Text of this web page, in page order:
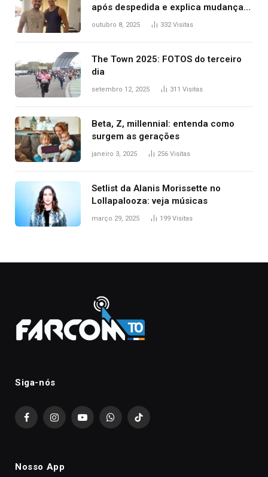
após despedida e explica mudança
para o TO: ‘Não esperava atingir
outubro 8, 2025 332Visitas
The Town 2025: FOTOS do terceiro
dia
setembro 12, 2025 311 Visitas
Beta, Z, millennial: entenda como
surgem as gerações
janeiro 3, 2025 256 Visitas
Setlist da Alanis Morissette no
Lollapalooza: veja músicas
março 29, 2025 199 Visitas
Siga-nós
FacebookInstagramYouTubeWhatsAppTikTok
Nosso App